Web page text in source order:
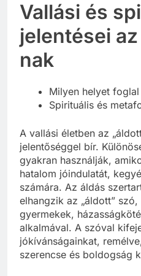
Vallási és
jelentései
nak
Milyen helyet
Spirituális és
A vallási életben az
jelentőséggel bír.
gyakran használják,
hatalom jóindulatát,
számára. Az áldás
elhangzik az „áldott”
gyermekek,
alkalmával. A szóval
jókívánságainkat,
szerencse és boldogság